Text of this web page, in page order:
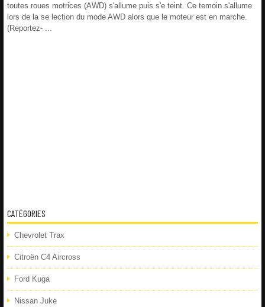
toutes roues motrices (AWD) s'allume puis s'e teint. Ce temoin s'allume
lors de la se lection du mode AWD alors que le moteur est en marche.
(Reportez- ...
CATÉGORIES
Chevrolet Trax
Citroën C4 Aircross
Ford Kuga
Nissan Juke